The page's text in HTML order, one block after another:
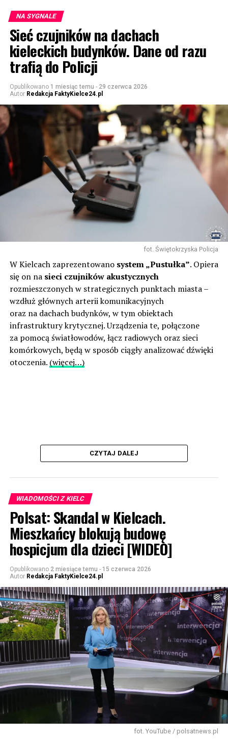
NA SYGNALE
Sieć czujników na dachach
kieleckich budynków. Dane od razu
trafią do Policji
Opublikowano 1 miesiąc temu - 29 czerwca 2026
Autor Redakcja FaktyKielce24.pl
fot. Świętokrzyska Policja
W Kielcach zaprezentowano system „Pustułka”. Opiera
się on na sieci czujników akustycznych
rozmieszczonych w strategicznych punktach miasta –
wzdłuż głównych arterii komunikacyjnych
oraz na dachach budynków, w tym obiektach
infrastruktury krytycznej. Urządzenia te, połączone
za pomocą światłowodów, łącz radiowych oraz sieci
komórkowych, będą w sposób ciągły analizować dźwięki
otoczenia. (więcej…)
CZYTAJ DALEJ
WIADOMOŚCI Z KIELC
Polsat: Skandal w Kielcach.
Mieszkańcy blokują budowę
hospicjum dla dzieci [WIDEO]
Opublikowano 2 miesiące temu - 15 czerwca 2026
Autor Redakcja FaktyKielce24.pl
fot. YouTube / polsatnews.pl